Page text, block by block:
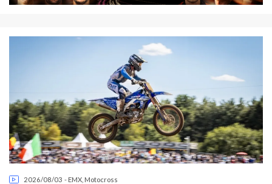
2026/08/03 - EMX Motocross